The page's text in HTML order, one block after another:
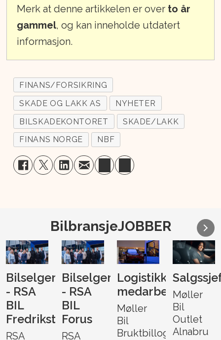
Merk at denne artikkelen er over to år
gammel, og kan inneholde utdatert
informasjon.
FINANS/FORSIKRING
SKADE OG LAKK AS
NYHETER
BILSKADEKONTORET
SKADE/LAKK
FINANS NORGE
NBF
BilbransjeJOBBER
Bilselger
- RSA
BIL
Fredrikstad
RSA
Bilselger
- RSA
BIL
Forus
RSA
Logistikk-
medarbeider
Møller
Bil
Bruktbillogistikk
Møller
Bil
Outlet
Alnabru